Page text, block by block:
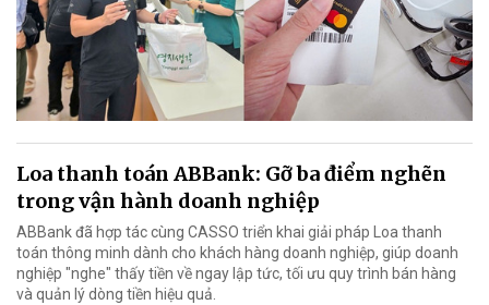
Loa thanh toán ABBank: Gỡ ba điểm nghẽn
trong vận hành doanh nghiệp
ABBank đã hợp tác cùng CASSO triển khai giải pháp Loa thanh
toán thông minh dành cho khách hàng doanh nghiệp, giúp doanh
nghiệp "nghe" thấy tiền về ngay lập tức, tối ưu quy trình bán hàng
và quản lý dòng tiền hiệu quả.